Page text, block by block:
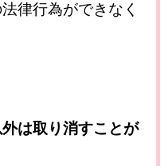
律行為ができなく
は取り消すことが